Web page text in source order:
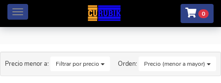
Menú 0
Precio menor a: Filtrar por precio Orden: Precio (menor a mayor)